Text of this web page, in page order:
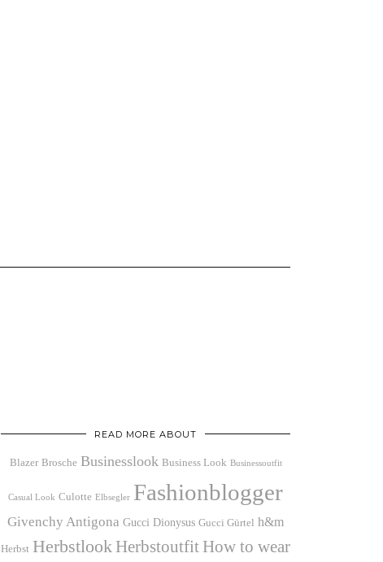
READ MORE ABOUT
Blazer Brosche Businesslook Business Look Businessoutfit
Casual Look Culotte Elbsegler Fashionblogger
Givenchy Antigona Gucci Dionysus Gucci Gürtel h&m
Herbst Herbstlook Herbstoutfit How to wear